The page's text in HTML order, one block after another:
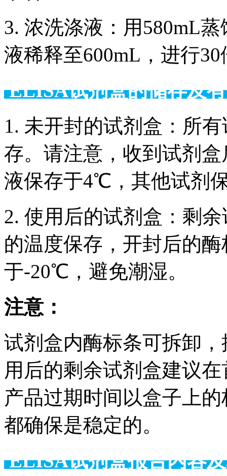
3. 浓洗涤液：用580mL
液稀释至600mL，进行
ELISA试剂盒的储存
1. 未开封的试剂盒：所
存。请注意，收到试剂
液保存于4℃，其他试剂
2. 使用后的试剂盒：剩
的温度保存，开封后的
于-20℃，避免潮湿。
注意：
试剂盒内酶标条可拆卸
用后的剩余试剂盒建议
产品过期时间以盒子上
都确保是稳定的。
ELISA试剂盒报告内